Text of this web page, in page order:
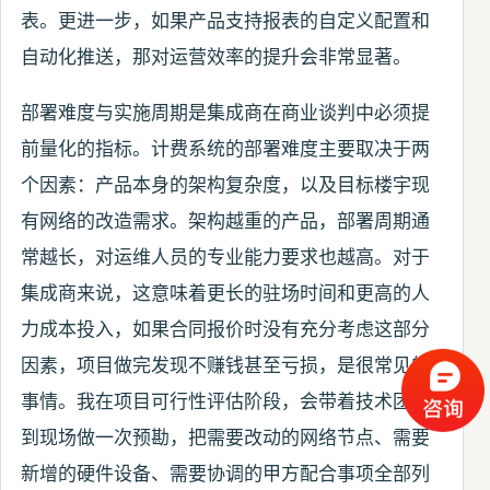
表。更进一步，如果产品支持报表的自定义配置和
自动化推送，那对运营效率的提升会非常显著。
部署难度与实施周期是集成商在商业谈判中必须提
前量化的指标。计费系统的部署难度主要取决于两
个因素：产品本身的架构复杂度，以及目标楼宇现
有网络的改造需求。架构越重的产品，部署周期通
常越长，对运维人员的专业能力要求也越高。对于
集成商来说，这意味着更长的驻场时间和更高的人
力成本投入，如果合同报价时没有充分考虑这部分
因素，项目做完发现不赚钱甚至亏损，是很常见的
事情。我在项目可行性评估阶段，会带着技术团队
到现场做一次预勘，把需要改动的网络节点、需要
新增的硬件设备、需要协调的甲方配合事项全部列